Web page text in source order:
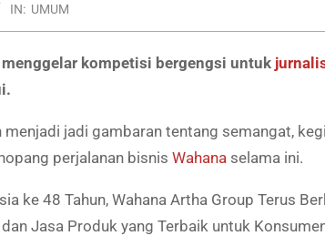
IN: UMUM
menggelar kompetisi bergengsi untuk
jadi gambaran tentang semangat,
perjalanan bisnis Wahana selama ini.
ke 48 Tahun, Wahana Artha Group Terus
Jasa Produk yang Terbaik untuk